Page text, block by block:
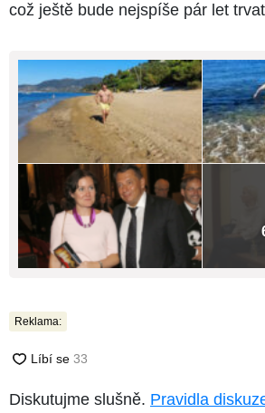
což ještě bude nejspíše pár let
Reklama:
Diskutujme slušně. Pravidla